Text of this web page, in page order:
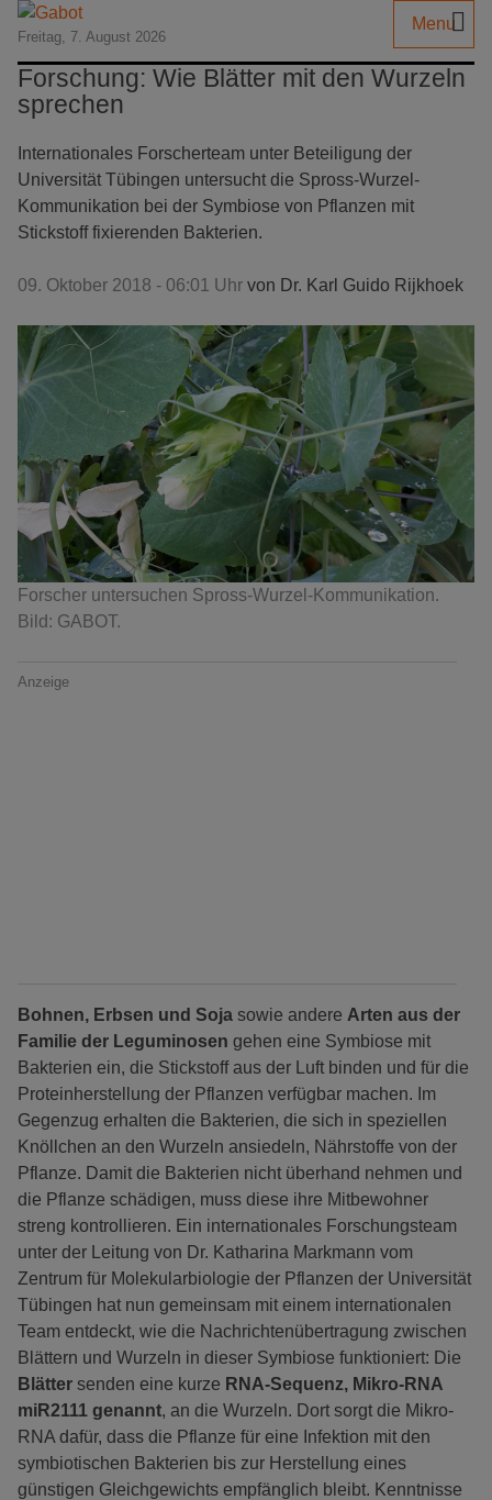
Freitag, 7. August 2026
Menu
Forschung: Wie Blätter mit den Wurzeln
sprechen
Internationales Forscherteam unter Beteiligung der
Universität Tübingen untersucht die Spross-Wurzel-
Kommunikation bei der Symbiose von Pflanzen mit
Stickstoff fixierenden Bakterien.
09. Oktober 2018 - 06:01 Uhr von Dr. Karl Guido Rijkhoek
Forscher untersuchen Spross-Wurzel-Kommunikation.
Bild: GABOT.
Anzeige
Bohnen, Erbsen und Soja sowie andere Arten aus der
Familie der Leguminosen gehen eine Symbiose mit
Bakterien ein, die Stickstoff aus der Luft binden und für die
Proteinherstellung der Pflanzen verfügbar machen. Im
Gegenzug erhalten die Bakterien, die sich in speziellen
Knöllchen an den Wurzeln ansiedeln, Nährstoffe von der
Pflanze. Damit die Bakterien nicht überhand nehmen und
die Pflanze schädigen, muss diese ihre Mitbewohner
streng kontrollieren. Ein internationales Forschungsteam
unter der Leitung von Dr. Katharina Markmann vom
Zentrum für Molekularbiologie der Pflanzen der Universität
Tübingen hat nun gemeinsam mit einem internationalen
Team entdeckt, wie die Nachrichtenübertragung zwischen
Blättern und Wurzeln in dieser Symbiose funktioniert: Die
Blätter senden eine kurze RNA-Sequenz, Mikro-RNA
miR2111 genannt, an die Wurzeln. Dort sorgt die Mikro-
RNA dafür, dass die Pflanze für eine Infektion mit den
symbiotischen Bakterien bis zur Herstellung eines
günstigen Gleichgewichts empfänglich bleibt. Kenntnisse